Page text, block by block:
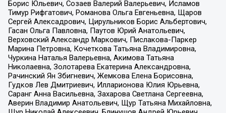
Борис Юльевич, Созаев Валерий Валерьевич, Исламов
Тимур Рифгатович, Романова Ольга Евгеньевна, Щаров
Сергей Алексадрович, Цирульников Борис Альбертович,
Гасан Ольга Павловна, Паутов Юрий Анатольевич,
Верховский Александр Маркович, Пислакова-Паркер
Марина Петровна, Кочеткова Татьяна Владимировна,
Чуркина Наталья Валерьевна, Акимова Татьяна
Николаевна, Золотарева Екатерина Александровна,
Рачинский Ян Збигневич, Жемкова Елена Борисовна,
Гудков Лев Дмитриевич, Илларионова Юлия Юрьевна,
Саранг Анна Васильевна, Захарова Светлана Сергеевна,
Аверин Владимир Анатольевич, Щур Татьяна Михайловна,